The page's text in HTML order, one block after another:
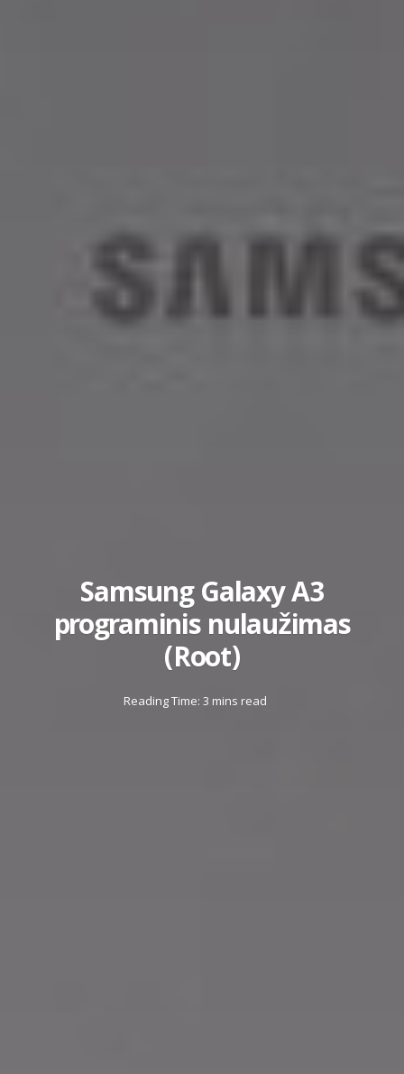
Samsung Galaxy A3
programinis nulaužimas
(Root)
Reading Time: 3 mins read